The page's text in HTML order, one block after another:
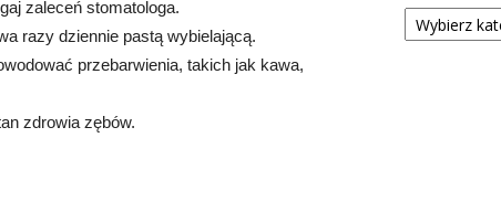
zaleceń stomatologa.
razy dziennie pastą wybielającą.
przebarwienia, takich jak kawa,
zdrowia zębów.
Kategorie